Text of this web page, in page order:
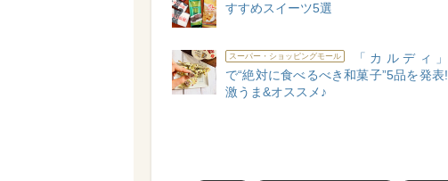
すすめスイーツ5選
スーパー・ショッピングモール
「カルディ」
で“絶対に食べるべき和菓子”5品を発表!
激うま&オススメ♪